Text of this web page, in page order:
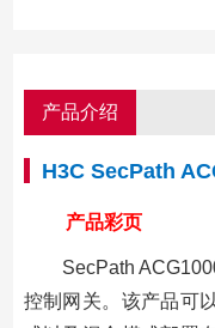
产品介绍
H3C SecPath
产品彩页
SecPath
控制网关。该产品可